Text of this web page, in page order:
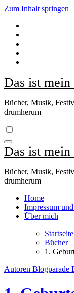
Zum Inhalt springen
Das ist
Bücher, Musik,
drumherum
Das ist
Bücher, Musik,
drumherum
Home
Impressum
Über mich
Startseite
Bücher
1.
Autoren Blogparade